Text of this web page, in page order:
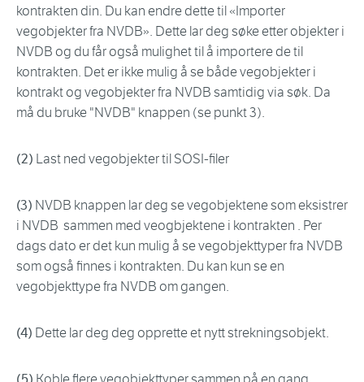
kontrakten din. Du kan endre dette til «Importer
vegobjekter fra NVDB». Dette lar deg søke etter objekter i
NVDB og du får også mulighet til å importere de til
kontrakten. Det er ikke mulig å se både vegobjekter i
kontrakt og vegobjekter fra NVDB samtidig via søk. Da
må du bruke "NVDB" knappen (se punkt 3).
(2) Last ned vegobjekter til SOSI-filer
(3) NVDB knappen lar deg se vegobjektene som eksistrer
i NVDB sammen med veogbjektene i kontrakten . Per
dags dato er det kun mulig å se vegobjekttyper fra NVDB
som også finnes i kontrakten. Du kan kun se en
vegobjekttype fra NVDB om gangen.
(4) Dette lar deg deg opprette et nytt strekningsobjekt.